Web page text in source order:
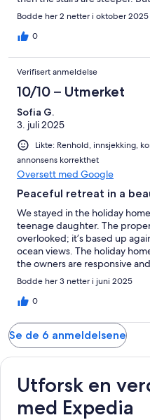
place is clean and dry and
Bodde her 2 netter i oktober 2025
0
Verifisert anmeldelse
10/10 – Utmerket
Sofia G.
3. juli 2025
Likte: Renhold, innsjekking,
annonsens korrekthet
Oversett med Google
Peaceful retreat in a
We stayed in the holiday
teenage daughter. The
overlooked; it’s based up
ocean views. The holiday
the owners are responsive
minutes drive away,
close enough to the airport.
upstairs, so you will have
the roar of the ocean at night.
wonderful to watch the stars,
has all essentials, including
Bodde her 3 netter i juni 2025
0
Se de 6 anmeldelsene
Utforsk en
med Expedia